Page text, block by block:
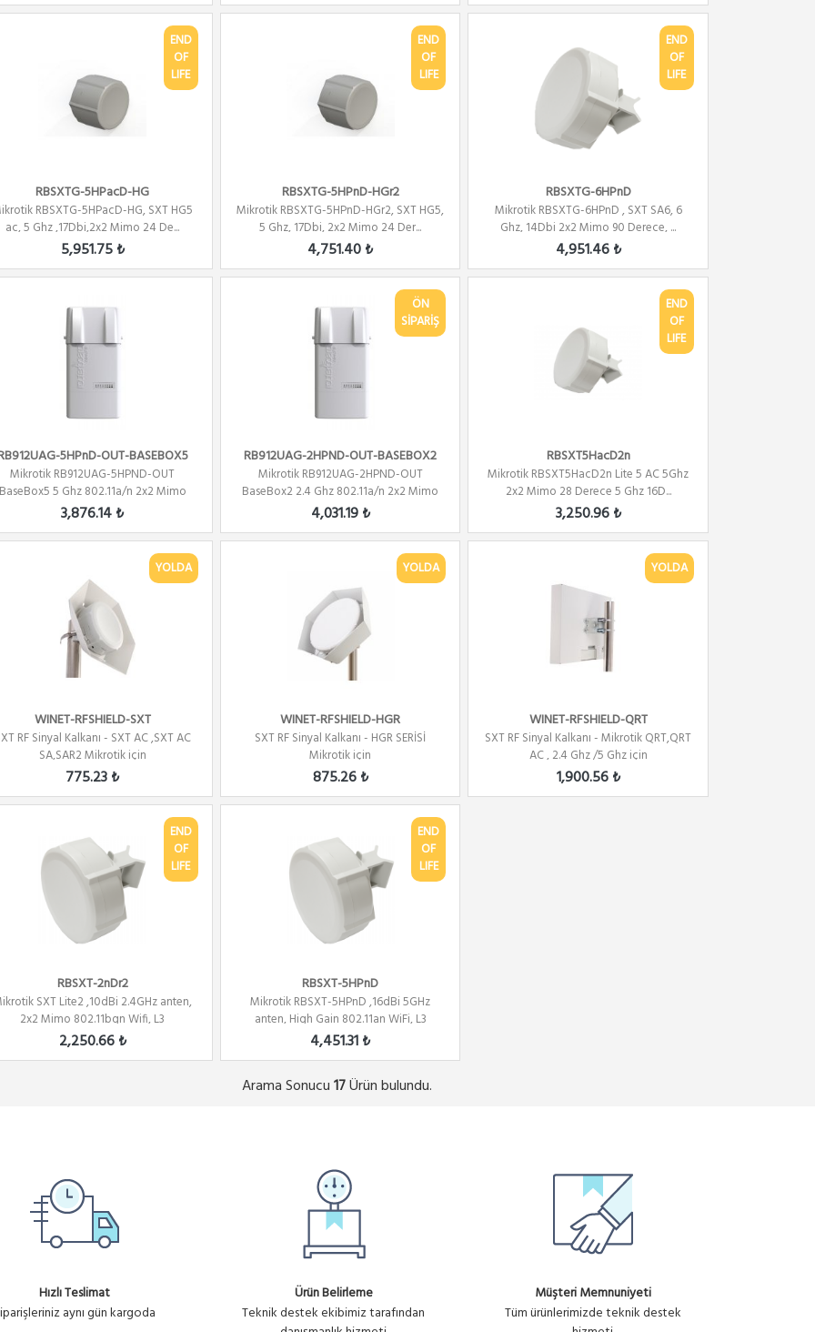
END
OF
LIFE
RBSXTG-5HPacD-HG
RBSXTG-5HPacD-HG, SXT HG5
ac, 5 Ghz ,17Dbi,2x2 Mimo 24 De...
5,951.75 ₺
END
OF
LIFE
RBSXTG-5HPnD-HGr2
Mikrotik RBSXTG-5HPnD-HGr2, SXT HG5,
5 Ghz, 17Dbi, 2x2 Mimo 24 Der...
4,751.40 ₺
END
OF
LIFE
RBSXTG-6HPnD
Mikrotik RBSXTG-6HPnD , SXT SA6, 6
Ghz, 14Dbi 2x2 Mimo 90 Derece, ...
4,951.46 ₺
5HPnD-OUT-BASEBOX5
Mikrotik RB912UAG-5HPND-OUT
BaseBox5 5 Ghz 802.11a/n 2x2 Mimo
PTP/...
3,876.14 ₺
ÖN
SİPARİŞ
RB912UAG-2HPND-OUT-BASEBOX2
Mikrotik RB912UAG-2HPND-OUT
BaseBox2 2.4 Ghz 802.11a/n 2x2 Mimo
PT...
4,031.19 ₺
END
OF
LIFE
RBSXT5HacD2n
Mikrotik RBSXT5HacD2n Lite 5 AC 5Ghz
2x2 Mimo 28 Derece 5 Ghz 16D...
3,250.96 ₺
YOLDA
WINET-RFSHIELD-SXT
RF Sinyal Kalkanı - SXT AC ,SXT AC
SA,SAR2 Mikrotik için
775.23 ₺
YOLDA
WINET-RFSHIELD-HGR
SXT RF Sinyal Kalkanı - HGR SERİSİ
Mikrotik için
875.26 ₺
YOLDA
WINET-RFSHIELD-QRT
SXT RF Sinyal Kalkanı - Mikrotik QRT,QRT
AC , 2.4 Ghz /5 Ghz için
1,900.56 ₺
END
OF
LIFE
RBSXT-2nDr2
SXT Lite2 ,10dBi 2.4GHz anten,
2x2 Mimo 802.11bgn Wifi, L3
2,250.66 ₺
END
OF
LIFE
RBSXT-5HPnD
Mikrotik RBSXT-5HPnD ,16dBi 5GHz
anten, High Gain 802.11an WiFi, L3
4,451.31 ₺
Arama Sonucu 17Ürün bulundu.
Hızlı Teslimat
aynı gün kargoda
Ürün Belirleme
Teknik destek ekibimiz tarafından
Müşteri Memnuniyeti
Tüm ürünlerimizde teknik destek